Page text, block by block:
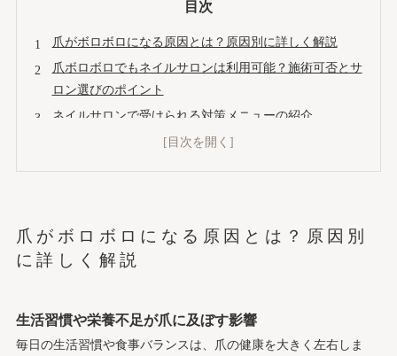
目次
爪がボロボロになる原因とは？原因別に詳しく解説
爪ボロボロでもネイルサロンは利用可能？施術可否とサ
ロン選びのポイント
ネイルサロンで受けられる対策メニューの紹介
自宅でできるセルフケア方法とおすすめアイテム
ネイルサロンの料金・サービス内容の比較と選び方のコ
ツ
爪がボロボロになる原因とは？原因別
に詳しく解説
生活習慣や栄養不足が爪に及ぼす影響
毎日の生活習慣や食事バランスは、爪の健康を大きく左右しま